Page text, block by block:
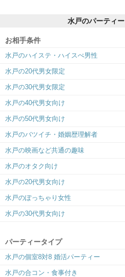
駅から1分♪居心地の良い「個室空間」
水戸のパーティ
お相手条件
水戸のハイステ・ハイスぺ男性
水戸の20代男女限定
水戸の30代男女限定
水戸の40代男女向け
水戸の50代男女向け
水戸のバツイチ・婚姻歴理解者
水戸の映画など共通の趣味
水戸のオタク向け
水戸の20代男女向け
水戸のぽっちゃり女性
水戸の30代男女向け
パーティータイプ
水戸の個室8対8 婚活パーティー
水戸の合コン・食事付き